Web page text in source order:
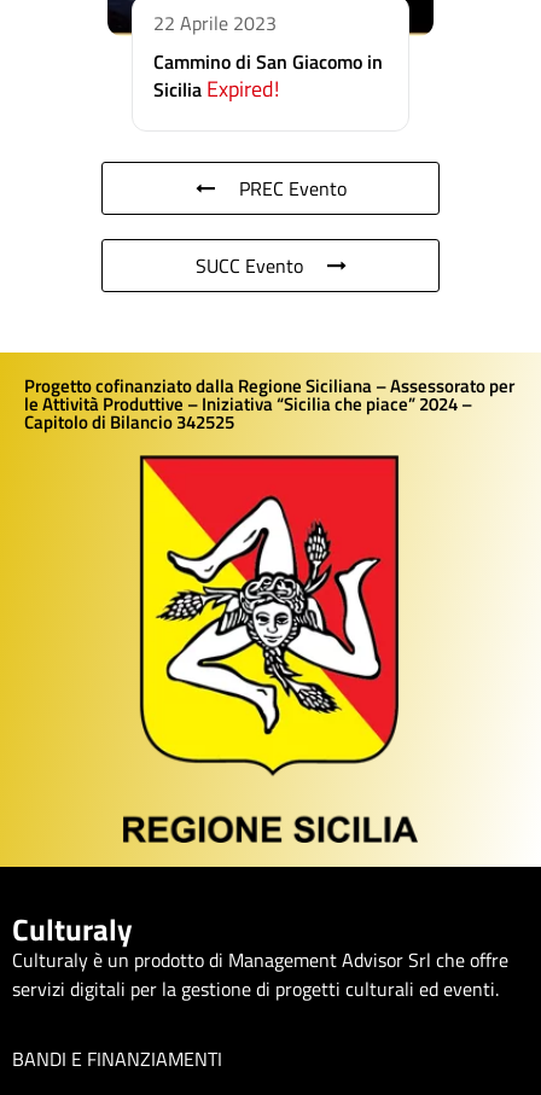
22 Aprile 2023
Cammino di San Giacomo in
Sicilia Expired!
PREC Evento
SUCC Evento
Progetto cofinanziato dalla Regione Siciliana – Assessorato per
le Attività Produttive – Iniziativa “Sicilia che piace” 2024 –
Capitolo di Bilancio 342525
Culturaly
Culturaly è un prodotto di Management Advisor Srl che offre
servizi digitali per la gestione di progetti culturali ed eventi.
BANDI E FINANZIAMENTI